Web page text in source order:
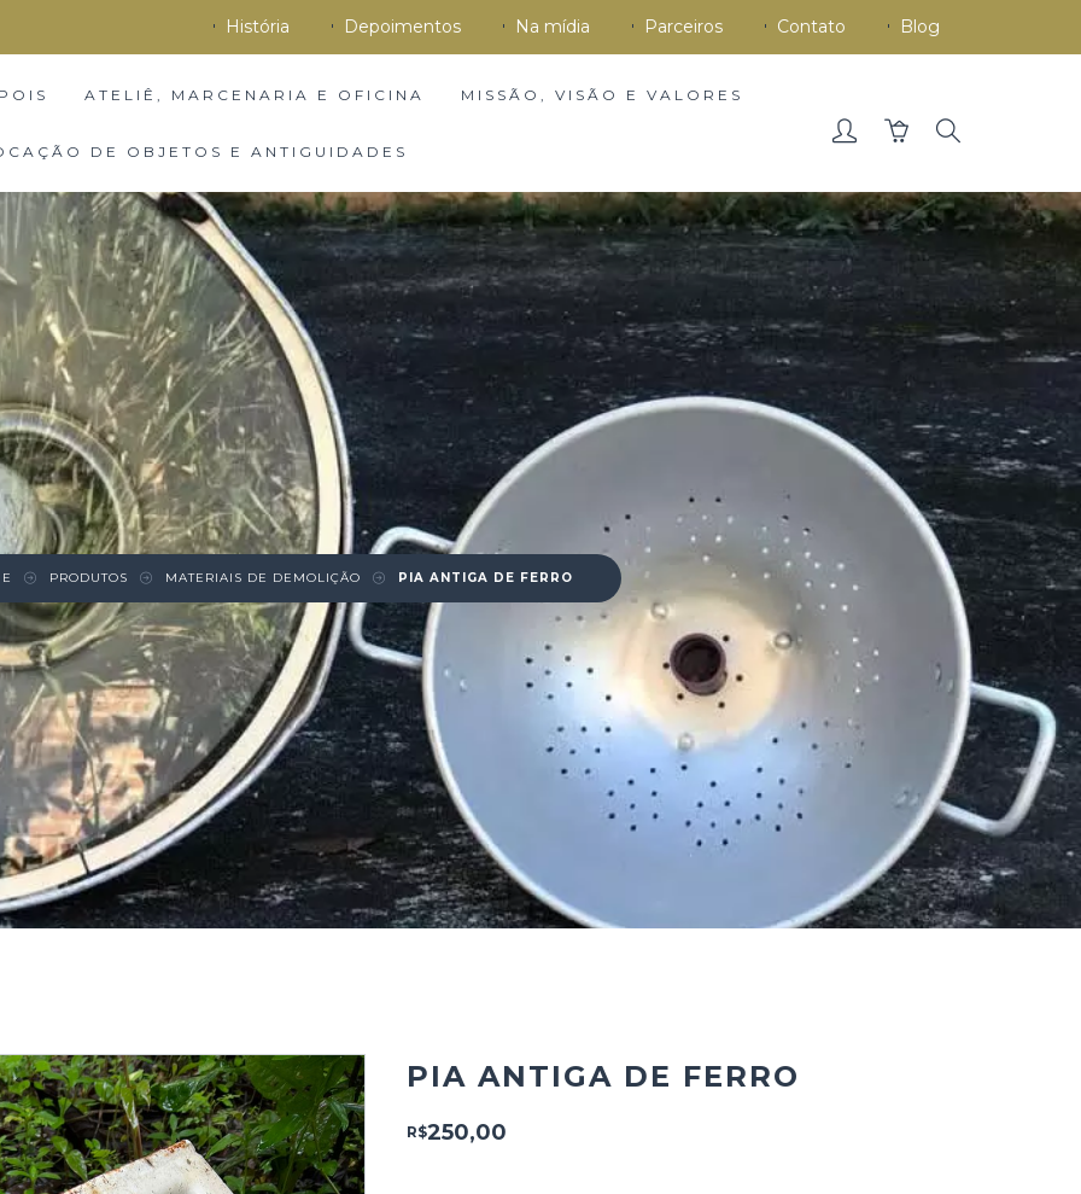
História Depoimentos Na mídia Parceiros Contato Blog
ATELIÊ, MARCENARIA E OFICINA MISSÃO, VISÃO E VALORES
DE OBJETOS E ANTIGUIDADES
PRODUTOS MATERIAIS DE DEMOLIÇÃO PIA ANTIGA DE FERRO
PIA ANTIGA DE FERRO
R$250,00